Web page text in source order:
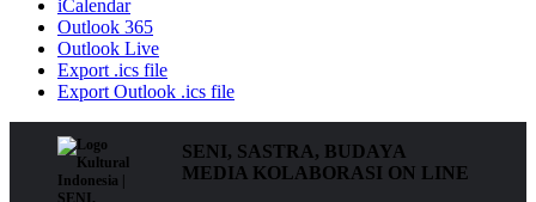
iCalendar
Outlook 365
Outlook Live
Export .ics file
Export Outlook .ics file
SENI, SASTRA, BUDAYA
MEDIA KOLABORASI ON LINE